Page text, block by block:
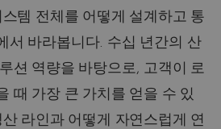
템 전체를 어떻게 설계하고 통
서 바라봅니다. 수십 년간의 산
션 역량을 바탕으로, 고객이 로
때 가장 큰 가치를 얻을 수 있
라인과 어떻게 자연스럽게 연